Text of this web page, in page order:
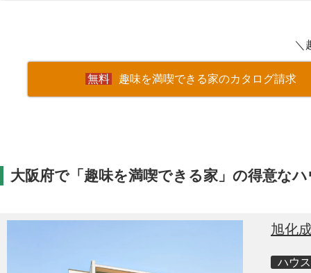
＼
趣味を満喫できる家のカタログ請求
大阪府で「趣味を満喫できる家」の得意な
旭化
ハウ